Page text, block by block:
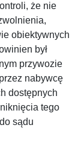
że nie
obiektywnych
był
przywozie
nabywcę
dostępnych
tego
sądu